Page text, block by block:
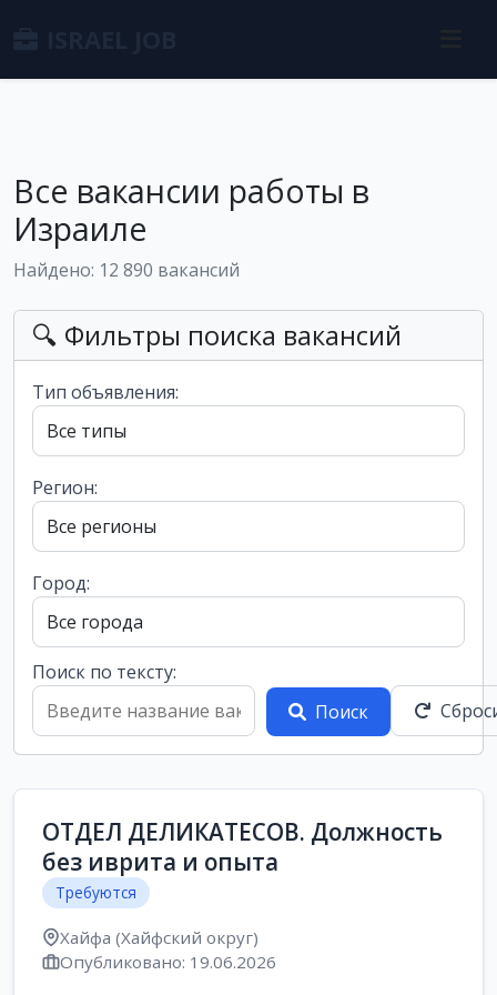
Все вакансии работы в
Израиле
Найдено: 12 890 вакансий
🔍 Фильтры поиска вакансий
Тип объявления:
Регион:
Город:
Поиск по тексту:
Поиск
ОТДЕЛ ДЕЛИКАТЕСОВ. Должность
без иврита и опыта
Требуются
Хайфа (Хайфский округ)
Опубликовано: 19.06.2026